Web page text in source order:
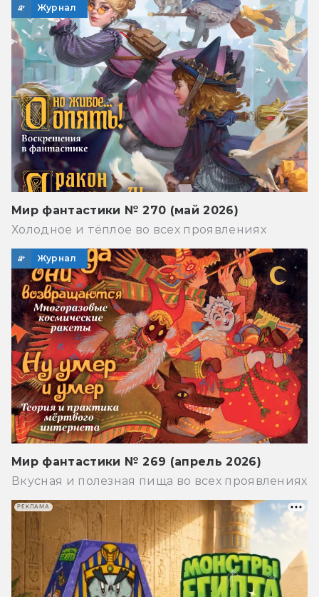
Журнал
Мир фантастики № 270 (май 2026)
Холодное и тёплое во всех проявлениях
Журнал
Мир фантастики № 269 (апрель 2026)
Вкусная и полезная пища во всех проявлениях
РЕКЛАМА